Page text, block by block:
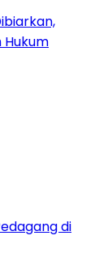
Hukum
di